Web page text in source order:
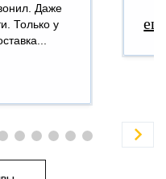
Даже
Только у
